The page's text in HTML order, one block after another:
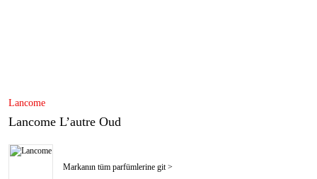
Lancome
Lancome L’autre Oud
Markanın tüm parfümlerine git >